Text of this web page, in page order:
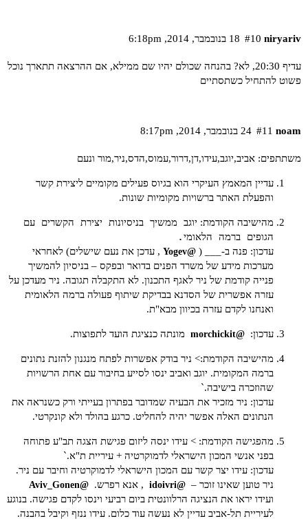
niryariv 18 בנובמבר,‏ 2014,‏ 6:18pm #10
עדיף 20:30, לא? בהנחה שכולם יהיו שם ממילא, אם ההרצאה תתארך נוכל
פשוט להתחיל כשתסתיים
noam 24 בנובמבר,‏ 2014,‏ 8:17pm #11
משתתפים: אביב,יוגב,עידו,דן,דרור,עמוס,הדס,ניר,מור ונעם
עדיין המאמץ העיקרי הוא בגיוס פעילים מקומיים ליצירת קשר
והפעלת האתר ברשויות מקומיות שונות.
מהישיבה הקודמת: יוגב ממשיך בניסיונות יצירת הקשרים עם
הגופים ברמה הלאומי.
עדכון: פנה ב-___ ( @Yogev
, עדכן את נעם שישלים) לאחראי
מערכות מידע של משרד הפנים בדואר ובפקס – בניסיון להמשיך
פנייה קודמת של ניר לאגף התכנון. לא התקבלה תגובה. ניר מעדכן על
עזרה אפשרית של הסדנא בבדיקת שיתוף פעולה ברמה הלאומית
ואנחנו לקדם עזרה בכיוון מבא"ת.
עדכון: @morchickit מונתה כנציגת הועד לתפוצות.
מהישיבה הקודמת:> ניר בודק אפשרות לפתח מנגנון להזנת נתונים
ברמה המקומית. יוגב ואביב ינסו לסייע בחיבור עם אחת הרשויות
שהוזכרה בישיבה.`
עדכון: ניר מזכיר את הבעיה שמדובר בפתרון בעייתי ורק כשנראה את
הנתונים האלה אפשר יהיה להחליט. כרגע בהולד ולא קונקרטי.
מהפגישה הקודמת: > עידו ינסה ליזום פגישת הצגה תב"ע פתוחה
בפני אנשי המכון הישראלי לדמוקרטיה + עיריית ת"א.`
עדכון: עידו יצר קשר עם המכון הישראלי לדמוקרטיה וחיבר עם ניר.
ניר טוען שאינו זוכר – @idoivri , אנא רפרש. @Aviv_Gonen
ועידו יראו את הנציגה הרלוונטית ביום רביעי וינסו לקדם פגישה. בנוגע
לעיריית תל-אביב עדיין לא נעשה עוד כלום. עידו ננזף וקיבל בהבנה.